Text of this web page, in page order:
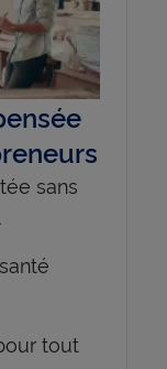
sans
tout